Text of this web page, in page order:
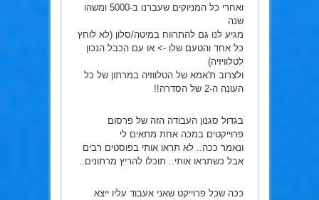
ואחרי כל המניוקים שעברנו ב-5000 ומשהו
שנה
מגיע לנו גם להתרווח במיטה/סלון (לא לוחץ
כל אחד והטעם שלו -> או עם הכבל הנכון
לטלוויזיה)
ולצרוב ת'אמא של הטלווזיה במרתון של כל
העונה ה-2 של הסדרה!!
בגדול סגנון העבודה הזה של פרסום
פרוייקטים במכה אחת מתאים לי
ונאמר ככה.. לא תראו אותי בפוסטים רבים
אבל כשתראו אותי.. תוכלו להריץ מרתונים..
ככה שכל פרוייקט שאני אעבוד עליו ייצא